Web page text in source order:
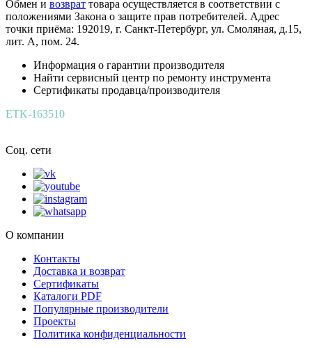
Обмен и возврат товара осуществляется в соответствии с
положениями Закона о защите прав потребителей. Адрес
точки приёма: 192019, г. Санкт-Петербург, ул. Смоляная, д.15,
лит. А, пом. 24.
Информация о гарантии производителя
Найти сервисный центр по ремонту инструмента
Сертификаты продавца/производителя
ETK-163510
Соц. сети
О компании
Контакты
Доставка и возврат
Сертификаты
Каталоги PDF
Популярные производители
Проекты
Политика конфиденциальности